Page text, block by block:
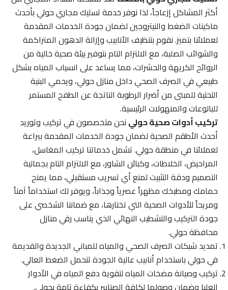
أكثر المشاكل إزعاجاً، لذا نوفر خدمة تسليك مجاري حولي بأحدث
ماكينات الضغط والنيتروجين لضمان جودة الخدمات المقدمة
لعملائنا بتميز. نقوم بتنظيف الأنابيب وإزالة الدهون المتراكمة
والشوائب الصلبة، مع الالتزام التام بتوفير بيئة صحية خالية من
الروائح الكريهة والحشرات، مما يساعد على انسياب المياه بشكل
طبيعي في الصرف الصحي داخل منازل حولي، ويحمي البنية
التحتية للمبنى من أضرار الرطوبة الناتجة عن الطفح المستمر
للبالوعات والمنهولات الرئيسية.
تركيب أدوات صحية حولينحن متخصصون في تركيب وتوريد
أحدث الأطقم الصحية لضمان جودة الخدمات المقدمة ببراعة
لعملائنا في منطقة حولي. تشمل خدماتنا تركيب المغاسل،
المراحيض، الخلاطات، وكبائن الشاور، مع الالتزام التام بجمالية
التصميم ودقة التثبيت لمنع أي تسريب مستقبلي، مما يمنح
حمامك ومطبخك مظهراً عصرياً وجذاباً، ويوفر لك استخداماً آمناً
ومريحاً للأدوات الصحية التي تختارها، مع ضماننا الشخصي على
جودة التركيب والتشطيب النهائي الذي يناسب رقي منازل
محافظة حولي.
تمديد شبكات الصرف الصحي والمياه للمباني الجديدة والقديمة
في حولي باستخدام أنابيب عالية الجودة تتحمل الضغط العالي.
تركيب وصيانة مضخات المياه لتقوية دفع المياه في الأدوار
العليا وضمان وصولها لكافة الصنابير بكفاءة تامة بحولي.